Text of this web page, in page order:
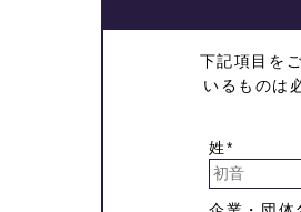
下記項目を
いるものは
姓*